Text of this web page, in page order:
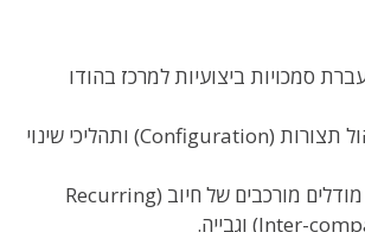
סמכויות ביצועיות למרכז בהודו
בנייה והרחבה של יכולות הנדסת התפעול והייצור בחו"ל, כולל ניהול תצורות (Configuration) ותהליכי שינוי
הובלת תהליכי הצעות מחיר, הזמנות, חשבוניות, משלוחים, ניהול מודלים מורכבים של חיוב (Recurring